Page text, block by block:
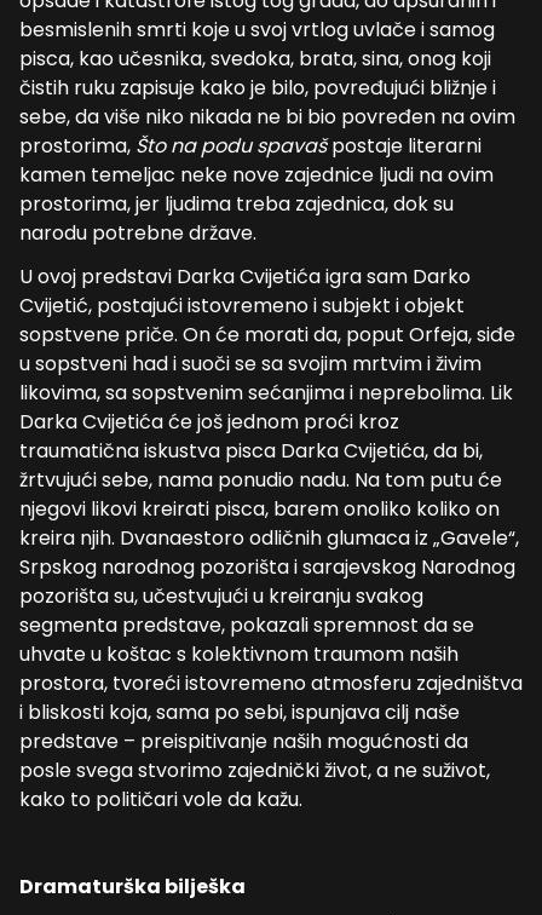
besmislenih smrti koje u svoj vrtlog uvlače i samog
pisca, kao učesnika, svedoka, brata, sina, onog koji
čistih ruku zapisuje kako je bilo, povređujući bližnje i
sebe, da više niko nikada ne bi bio povređen na ovim
prostorima, Što na podu spavašpostaje literarni
kamen temeljac neke nove zajednice ljudi na ovim
prostorima, jer ljudima treba zajednica, dok su
narodu potrebne države.
U ovoj predstavi Darka Cvijetića igra sam Darko
Cvijetić, postajući istovremeno i subjekt i objekt
sopstvene priče. On će morati da, poput Orfeja, siđe
u sopstveni had i suoči se sa svojim mrtvim i živim
likovima, sa sopstvenim sećanjima i neprebolima. Lik
Darka Cvijetića će još jednom proći kroz
traumatična iskustva pisca Darka Cvijetića, da bi,
žrtvujući sebe, nama ponudio nadu. Na tom putu će
njegovi likovi kreirati pisca, barem onoliko koliko on
kreira njih. Dvanaestoro odličnih glumaca iz „Gavele“,
Srpskog narodnog pozorišta i sarajevskog Narodnog
pozorišta su, učestvujući u kreiranju svakog
segmenta predstave, pokazali spremnost da se
uhvate u koštac s kolektivnom traumom naših
prostora, tvoreći istovremeno atmosferu zajedništva
i bliskosti koja, sama po sebi, ispunjava cilj naše
predstave – preispitivanje naših mogućnosti da
posle svega stvorimo zajednički život, a ne suživot,
kako to političari vole da kažu.
Dramaturška bilješka